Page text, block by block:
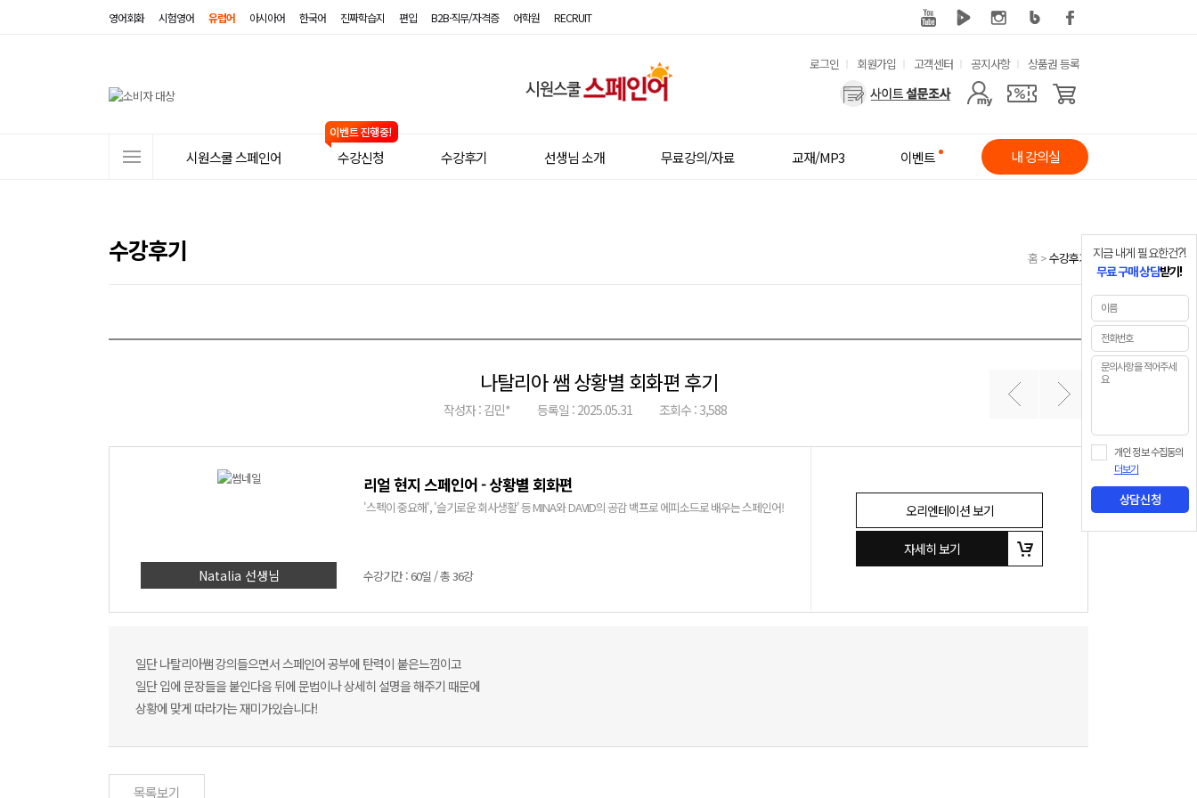
영어회화 시험영어 유럽어 아시아어 한국어 진짜학습지 편입 B2B·직무/자격증 어학원 RECRUIT
유
메
뉴
로그인 회원가입 고객센터 공지사항 상품권 등록
사
메
뉴
시원스쿨 스페인어 수강신청 수강후기 선생님 소개 무료강의/자료 교재/MP3 이벤트 내 강의실
수강후기 홈 >수강후기
나탈리아 쌤 상황별 회화편 후기
작성자 : 김민* 등록일 : 2025.05.31 조회수 : 3,588
Natalia 선생님
리얼 현지 스페인어 - 상황별 회화편
'스펙이 중요해', '슬기로운 회사생활' 등 MINA와 DAVID의 공감 백프로 에피소드로 배우는 스페인어!
수강기간 : 60일 / 총 36강
오리엔테이션 보기
자세히 보기
일단 나탈리아쌤 강의들으면서 스페인어 공부에 탄력이 붙은느낌이고
일단 입에 문장들을 붙인다음 뒤에 문법이나 상세히 설명을 해주기 때문에
상황에 맞게 따라가는 재미가있습니다!
목록보기
지금 내게 필요한건?!
무료 구매 상담받기!
개인 정보 수집동의
더보기
상담신청